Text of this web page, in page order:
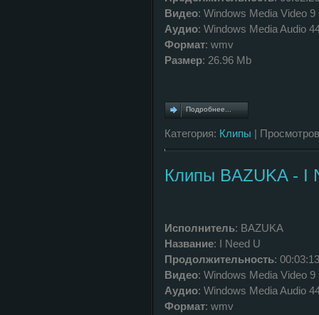
Видео: Windows Media Video
Аудио: Windows Media Audio
Формат: wmv
Размер: 26.96 Mb
Подробнее...
Категория: Клипы |
Клипы BAZUKA - I
Исполнитель: BAZUKA
Название: I Need U
Продолжительность: 00:03:13
Видео: Windows Media Video
Аудио: Windows Media Audio
Формат: wmv